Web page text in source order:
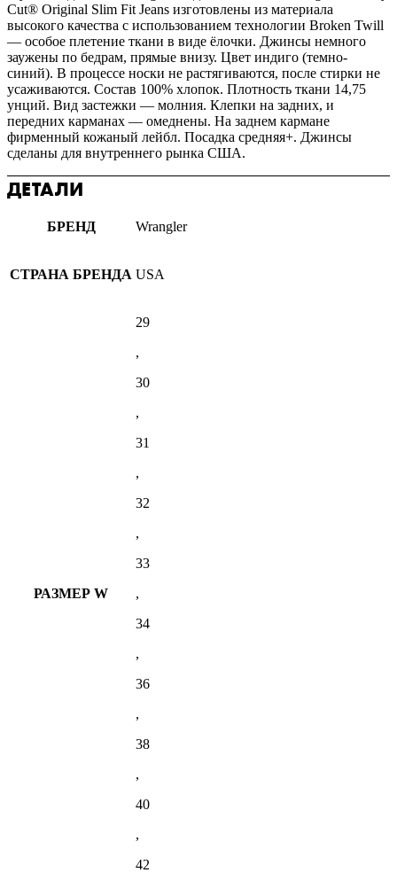
Cut® Original Slim Fit Jeans изготовлены из материала
высокого качества с использованием технологии Broken Twill
— особое плетение ткани в виде ёлочки. Джинсы немного
заужены по бедрам, прямые внизу. Цвет индиго (темно-
синий). В процессе носки не растягиваются, после стирки не
усаживаются. Состав 100% хлопок. Плотность ткани 14,75
унций. Вид застежки — молния. Клепки на задних, и
передних карманах — омеднены. На заднем кармане
фирменный кожаный лейбл. Посадка средняя+. Джинсы
сделаны для внутреннего рынка США.
ДЕТАЛИ
БРЕНД Wrangler
СТРАНА БРЕНДА USA
РАЗМЕР W
29
,
30
,
31
,
32
,
33
,
34
,
36
,
38
,
40
,
42